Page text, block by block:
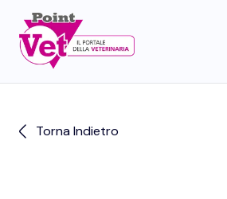
Torna Indietro